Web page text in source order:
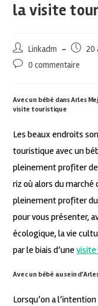
la visite
Linkadm 20
0 commentaire
Avec un bébé dans Arles
visite touristique
Les beaux endroits
touristique avec un
pleinement profiter
riz où alors du marché
pleinement profiter
pour vous présenter,
écologique, la vie
par le biais d’unevisite
Avec un bébé au sein
Lorsqu’on a